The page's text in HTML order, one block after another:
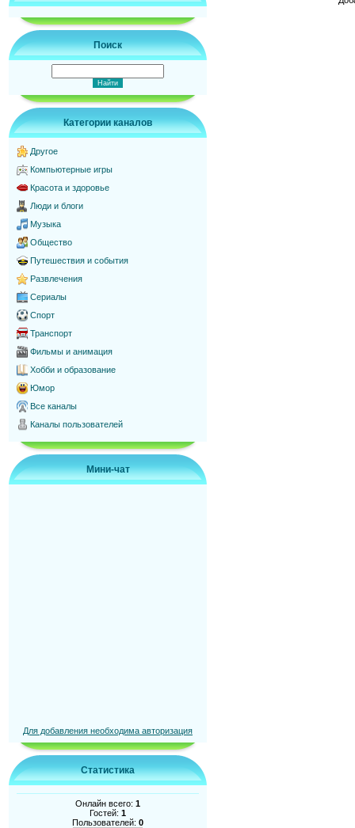
Поиск
Категории каналов
Другое
Компьютерные игры
Красота и здоровье
Люди и блоги
Музыка
Общество
Путешествия и события
Развлечения
Сериалы
Спорт
Транспорт
Фильмы и анимация
Хобби и образование
Юмор
Все каналы
Каналы пользователей
Мини-чат
Для добавления необходима авторизация
Статистика
Онлайн всего: 1
Гостей: 1
Пользователей: 0